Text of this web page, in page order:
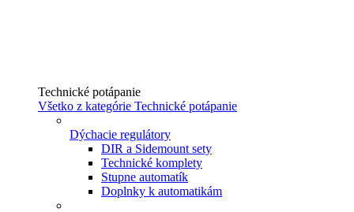
Technické potápanie
Všetko z kategórie Technické potápanie
Dýchacie regulátory
DIR a Sidemount sety
Technické komplety
Stupne automatík
Doplnky k automatikám